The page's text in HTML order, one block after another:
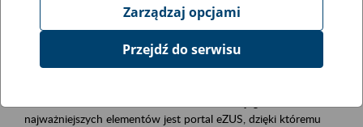
Event description
Platforma Usług Elektronicznych ZUS eZUS
najważniejszych elementów jest portal eZUS, dzięki któremu
Zarządzaj opcjami
Przejdź do serwisu